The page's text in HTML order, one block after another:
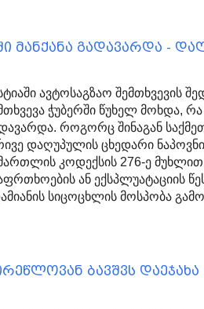
მანქანა გადავარდა -
ავტოსაგზაო შემთხვევის
ჭუბერში წუხელ მოხდა,
როგორც შინაგან
დაღუპულის ცხედარი
კოდექსის 276-ე
ან ექსპლუატაციის
სიცოცხლის მოსპობა
ბავშვს დაეჯახა